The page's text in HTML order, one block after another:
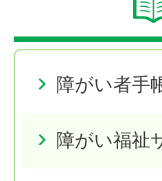
障がい者手
障がい福祉